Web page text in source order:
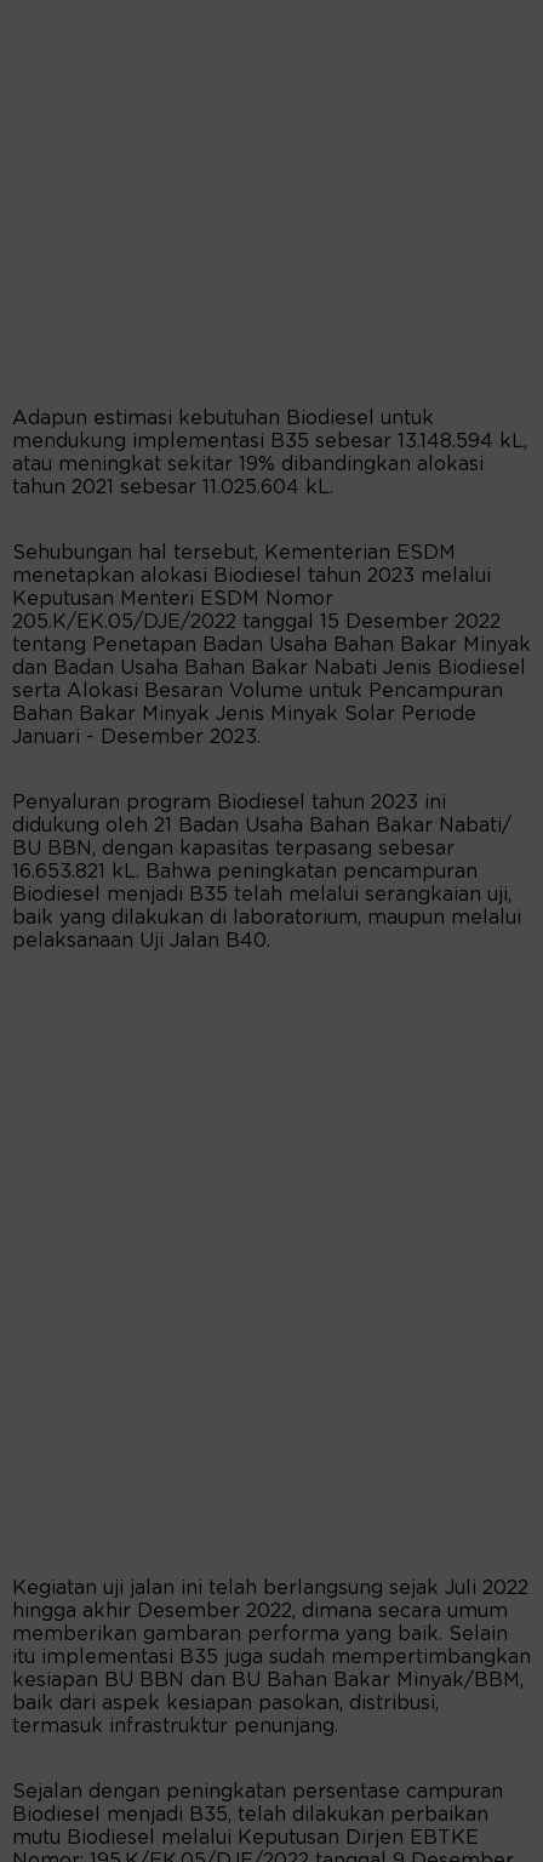
Adapun estimasi kebutuhan Biodiesel untuk
mendukung implementasi B35 sebesar 13.148.594 kL,
atau meningkat sekitar 19% dibandingkan alokasi
tahun 2021 sebesar 11.025.604 kL.
Sehubungan hal tersebut, Kementerian ESDM
menetapkan alokasi Biodiesel tahun 2023 melalui
Keputusan Menteri ESDM Nomor
205.K/EK.05/DJE/2022 tanggal 15 Desember 2022
tentang Penetapan Badan Usaha Bahan Bakar Minyak
dan Badan Usaha Bahan Bakar Nabati Jenis Biodiesel
serta Alokasi Besaran Volume untuk Pencampuran
Bahan Bakar Minyak Jenis Minyak Solar Periode
Januari - Desember 2023.
Penyaluran program Biodiesel tahun 2023 ini
didukung oleh 21 Badan Usaha Bahan Bakar Nabati/
BU BBN, dengan kapasitas terpasang sebesar
16.653.821 kL. Bahwa peningkatan pencampuran
Biodiesel menjadi B35 telah melalui serangkaian uji,
baik yang dilakukan di laboratorium, maupun melalui
pelaksanaan Uji Jalan B40.
Kegiatan uji jalan ini telah berlangsung sejak Juli 2022
hingga akhir Desember 2022, dimana secara umum
memberikan gambaran performa yang baik. Selain
itu implementasi B35 juga sudah mempertimbangkan
kesiapan BU BBN dan BU Bahan Bakar Minyak/BBM,
baik dari aspek kesiapan pasokan, distribusi,
termasuk infrastruktur penunjang.
Sejalan dengan peningkatan persentase campuran
Biodiesel menjadi B35, telah dilakukan perbaikan
mutu Biodiesel melalui Keputusan Dirjen EBTKE